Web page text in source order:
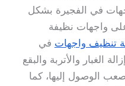
في الفجيرة بشكل
واجهات نظيفة
تنظيف واجهات في
الغبار والأتربة والبقع
الوصول إليها، كما